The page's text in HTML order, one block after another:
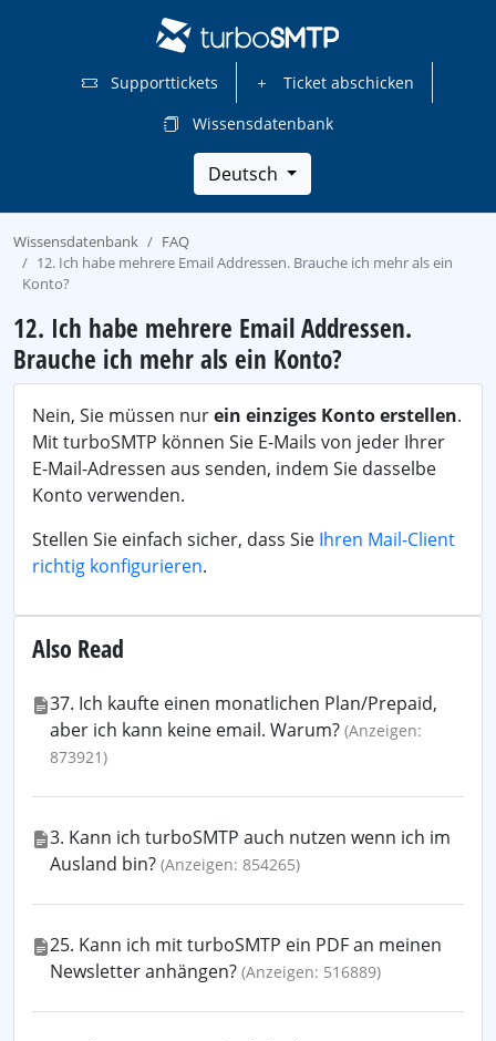
Supporttickets
Ticket abschicken
Wissensdatenbank
Deutsch
Wissensdatenbank
FAQ
12. Ich habe mehrere Email Addressen. Brauche ich mehr als ein
Konto?
12. Ich habe mehrere Email Addressen.
Brauche ich mehr als ein Konto?
Nein, Sie müssen nurein einziges Konto erstellen.
Mit turboSMTP können Sie E-Mails von jeder Ihrer
E-Mail-Adressen aus senden, indem Sie dasselbe
Konto verwenden.
Stellen Sie einfach sicher, dass Sie Ihren Mail-Client
richtig konfigurieren.
Also Read
37. Ich kaufte einen monatlichen Plan/Prepaid,
aber ich kann keine email. Warum? (Anzeigen:
873921)
3. Kann ich turboSMTP auch nutzen wenn ich im
Ausland bin? (Anzeigen: 854265)
25. Kann ich mit turboSMTP ein PDF an meinen
Newsletter anhängen? (Anzeigen: 516889)